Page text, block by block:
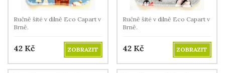
Ručně šité v dílně Eco Capart v
Brně.
42 Kč ZOBRAZIT
Ručně šité v dílně Eco Capart v
Brně.
42 Kč ZOBRAZIT